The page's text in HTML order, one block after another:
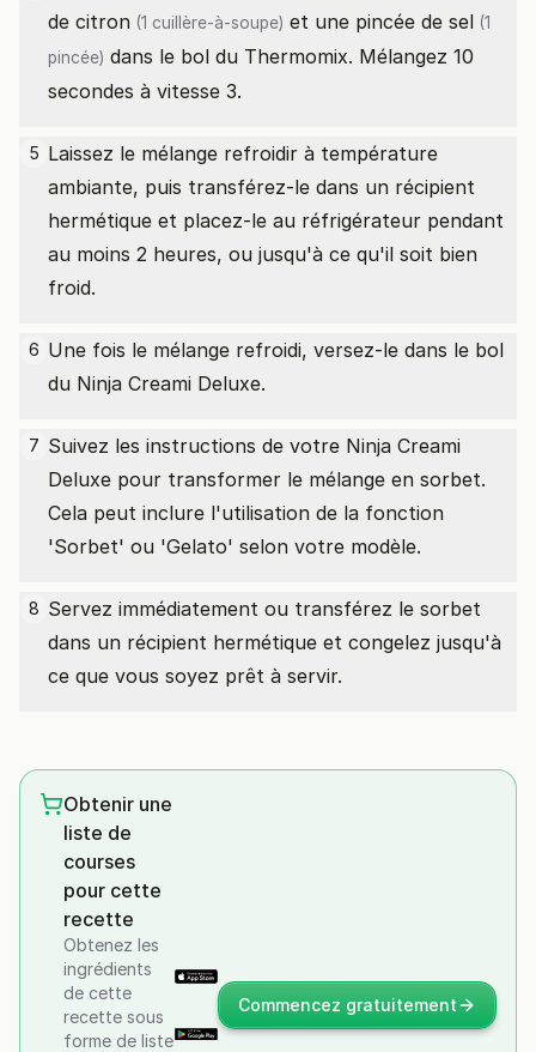
de citron (1 cuillère-à-soupe) et une pincée de sel (1
pincée) dans le bol du Thermomix. Mélangez 10
secondes à vitesse 3.
5 Laissez le mélange refroidir à température
ambiante, puis transférez-le dans un récipient
hermétique et placez-le au réfrigérateur pendant
au moins 2 heures, ou jusqu'à ce qu'il soit bien
froid.
6 Une fois le mélange refroidi, versez-le dans le bol
du Ninja Creami Deluxe.
7 Suivez les instructions de votre Ninja Creami
Deluxe pour transformer le mélange en sorbet.
Cela peut inclure l'utilisation de la fonction
'Sorbet' ou 'Gelato' selon votre modèle.
8 Servez immédiatement ou transférez le sorbet
dans un récipient hermétique et congelez jusqu'à
ce que vous soyez prêt à servir.
Obtenir une
liste de
courses
pour cette
recette
Obtenez les
ingrédients
de cette
recette sous
forme de liste
Commencez gratuitement